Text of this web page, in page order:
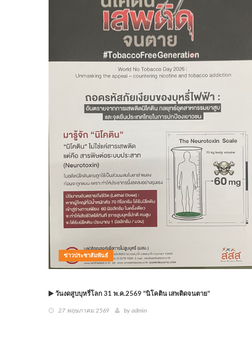
ข่าวประชาสัมพันธ์
วันงดสูบบุหรี่โลก 31 พ.ค.2569 "นิโคติน เสพติดจนตาย"
27 พฤษภาคม 2569 by admin